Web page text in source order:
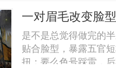
一对眉毛改变脸
性眉形解法！久
是不是总觉得做完的
贴合脸型，暴露五官
扭；要么色号踩雷，